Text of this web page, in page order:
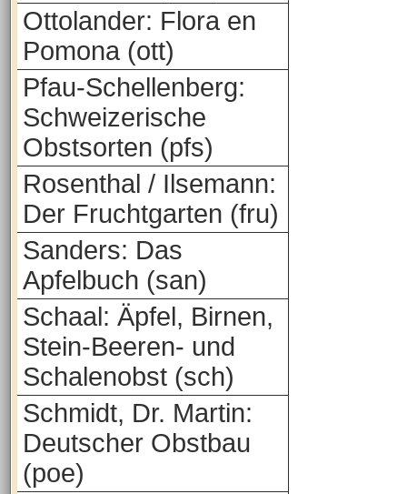
Ottolander: Flora en
Pomona (ott)
Pfau-Schellenberg:
Schweizerische
Obstsorten (pfs)
Rosenthal / Ilsemann:
Der Fruchtgarten (fru)
Sanders: Das
Apfelbuch (san)
Schaal: Äpfel, Birnen,
Stein-Beeren- und
Schalenobst (sch)
Schmidt, Dr. Martin:
Deutscher Obstbau
(poe)